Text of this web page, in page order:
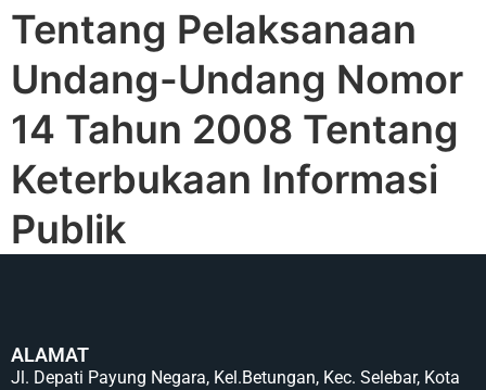
Tentang Pelaksanaan
Undang-Undang Nomor
14 Tahun 2008 Tentang
Keterbukaan Informasi
Publik
ALAMAT
Jl. Depati Payung Negara, Kel.Betungan, Kec. Selebar, Kota